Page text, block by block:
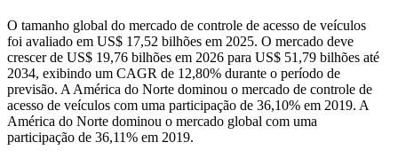
O tamanho global do mercado de controle de acesso de veículos
foi avaliado em US$ 17,52 bilhões em 2025. O mercado deve
crescer de US$ 19,76 bilhões em 2026 para US$ 51,79 bilhões até
2034, exibindo um CAGR de 12,80% durante o período de
previsão. A América do Norte dominou o mercado de controle de
acesso de veículos com uma participação de 36,10% em 2019. A
América do Norte dominou o mercado global com uma
participação de 36,11% em 2019.